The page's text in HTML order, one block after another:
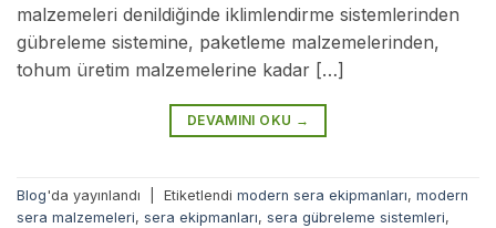
malzemeleri denildiğinde iklimlendirme sistemlerinden
gübreleme sistemine, paketleme malzemelerinden,
tohum üretim malzemelerine kadar […]
DEVAMINI OKU →
Blog'da yayınlandı Etiketlendi modern sera ekipmanları, modern
sera malzemeleri, sera ekipmanları, sera gübreleme sistemleri,